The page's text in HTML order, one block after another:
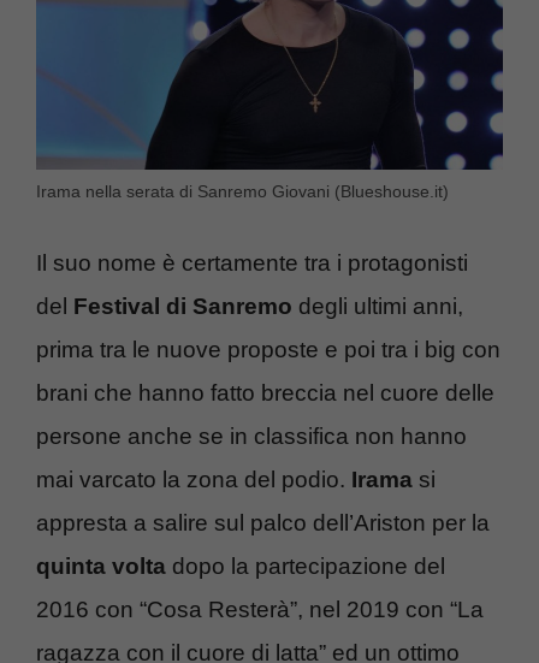
Irama nella serata di Sanremo Giovani (Blueshouse.it)
Il suo nome è certamente tra i protagonisti
del Festival di Sanremo degli ultimi anni,
prima tra le nuove proposte e poi tra i big con
brani che hanno fatto breccia nel cuore delle
persone anche se in classifica non hanno
mai varcato la zona del podio. Irama si
appresta a salire sul palco dell’Ariston per la
quinta volta dopo la partecipazione del
2016 con “Cosa Resterà”, nel 2019 con “La
ragazza con il cuore di latta” ed un ottimo